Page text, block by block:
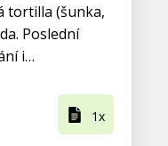
tortilla (šunka,
Poslední
i…
1x